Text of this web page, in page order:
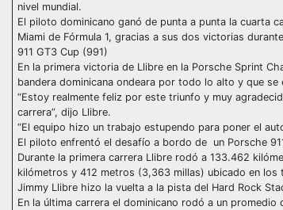
nivel mundial.
El piloto dominicano ganó de punta a punta la cuarta
Miami de Fórmula 1, gracias a sus dos victorias
911 GT3 Cup (991)
En la primera victoria de Llibre en la Porsche Sprint
bandera dominicana ondeara por todo lo alto y que
“Estoy realmente feliz por este triunfo y muy
carrera”, dijo Llibre.
“El equipo hizo un trabajo estupendo para poner el
El piloto enfrentó el desafío a bordo de un Porsche
Durante la primera carrera Llibre rodó a 133.462
kilómetros y 412 metros (3,363 millas) ubicado en
Jimmy Llibre hizo la vuelta a la pista del Hard Rock
En la última carrera el dominicano rodó a un